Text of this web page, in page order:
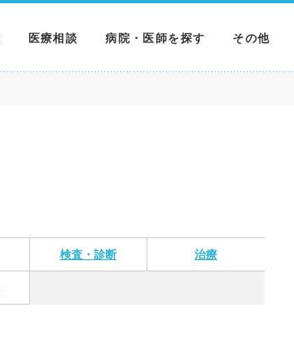
医療相談 病院・医師を探す
病院を探す
その他
MNニュー
検査・診断 治療